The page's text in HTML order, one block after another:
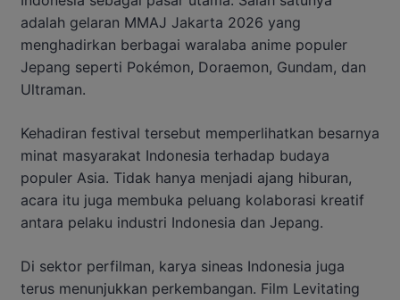
adalah gelaran MMAJ Jakarta 2026 yang
menghadirkan berbagai waralaba anime populer
Jepang seperti Pokémon, Doraemon, Gundam, dan
Ultraman.
Kehadiran festival tersebut memperlihatkan besarnya
minat masyarakat Indonesia terhadap budaya
populer Asia. Tidak hanya menjadi ajang hiburan,
acara itu juga membuka peluang kolaborasi kreatif
antara pelaku industri Indonesia dan Jepang.
Di sektor perfilman, karya sineas Indonesia juga
terus menunjukkan perkembangan. Film Levitating